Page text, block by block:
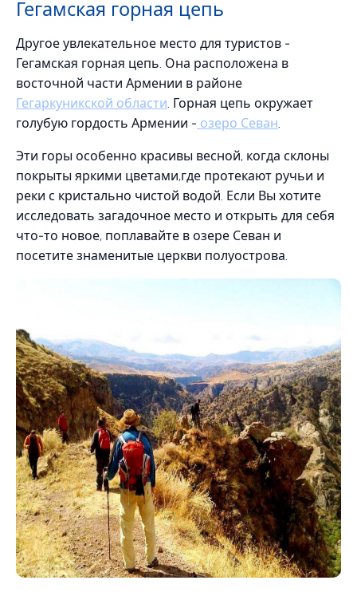
Гегамская горная цепь
Другое увлекательное место для туристов -
Гегамская горная цепь. Она расположена в
восточной части Армении в районе
Гегаркуникской области. Горная цепь окружает
голубую гордость Армении - озеро Севан.
Эти горы особенно красивы весной, когда склоны
покрыты яркими цветами,где протекают ручьи и
реки с кристально чистой водой. Если Вы хотите
исследовать загадочное место и открыть для себя
что-то новое, поплавайте в озере Севан и
посетите знаменитые церкви полуострова.